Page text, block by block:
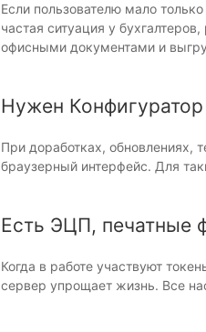
Если пользователю мало
частая ситуация у
офисными документами и
Нужен
При доработках, обновлениях,
браузерный интерфейс. Для
Есть ЭЦП, печатные
Когда в работе участвуют
сервер упрощает жизнь. Все